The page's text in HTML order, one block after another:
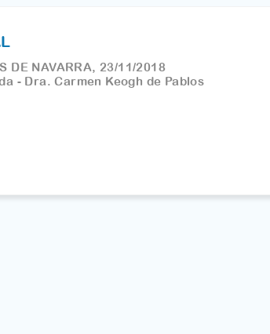
DE NAVARRA, 23/11/2018
- Dra. Carmen Keogh de Pablos